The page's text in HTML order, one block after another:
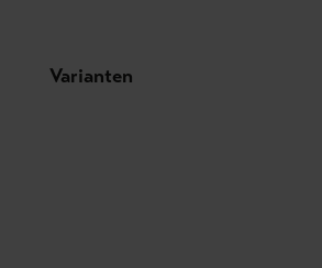
Produktgalerie überspringen
Varianten